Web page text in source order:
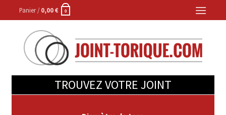
to
Panier /0,00€ 0
TROUVEZ VOTRE JOINT